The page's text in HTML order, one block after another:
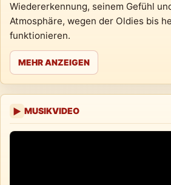
Wiedererkennung, seinem Gefühl
Atmosphäre, wegen der Oldies bis
funktionieren.
MEHR ANZEIGEN
▶ MUSIKVIDEO